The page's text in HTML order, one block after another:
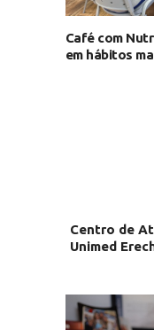
Café com
em hábitos
Centro de
Unimed